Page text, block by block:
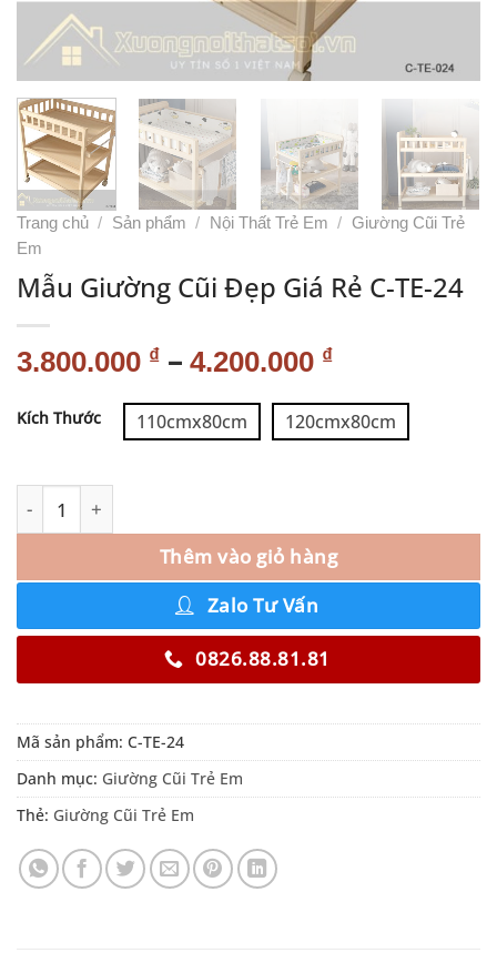
Trang chủ / Sản phẩm / Nội Thất Trẻ Em / Giường Cũi Trẻ
Em
Mẫu Giường Cũi Đẹp Giá Rẻ C-TE-24
3.800.000 ₫ – 4.200.000 ₫
Kích Thước 110cmx80cm 120cmx80cm
Thêm vào giỏ hàng
Alternative:
Zalo Tư Vấn
0826.88.81.81
Mã sản phẩm: C-TE-24
Danh mục: Giường Cũi Trẻ Em
Thẻ: Giường Cũi Trẻ Em